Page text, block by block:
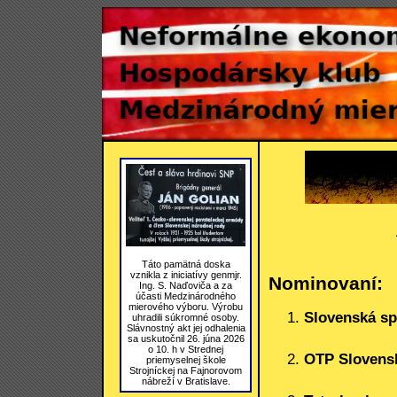
Táto pamätná doska
vznikla z iniciatívy genmjr.
Ing. S. Naďoviča a za
účasti Medzinárodného
mierového výboru. Výrobu
uhradili súkromné osoby.
Slávnostný akt jej odhalenia
sa uskutočnil 26. júna 2026
o 10. h v Strednej
priemyselnej škole
Strojníckej na Fajnorovom
nábreží v Bratislave.
Nominovaní:
Slovenská
OTP